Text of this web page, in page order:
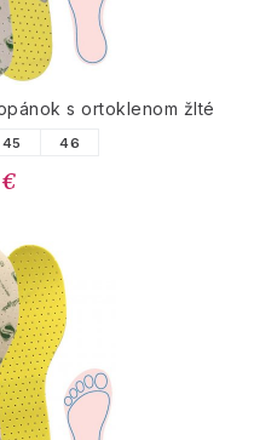
s ortoklenom žlté
45 46